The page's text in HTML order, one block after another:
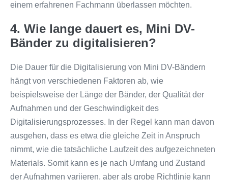
einem erfahrenen Fachmann überlassen möchten.
4. Wie lange dauert es, Mini DV-
Bänder zu digitalisieren?
Die Dauer für die Digitalisierung von Mini DV-Bändern
hängt von verschiedenen Faktoren ab, wie
beispielsweise der Länge der Bänder, der Qualität der
Aufnahmen und der Geschwindigkeit des
Digitalisierungsprozesses. In der Regel kann man davon
ausgehen, dass es etwa die gleiche Zeit in Anspruch
nimmt, wie die tatsächliche Laufzeit des aufgezeichneten
Materials. Somit kann es je nach Umfang und Zustand
der Aufnahmen variieren, aber als grobe Richtlinie kann